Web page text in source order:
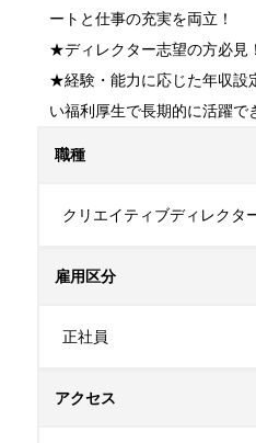
ートと仕事の充実を両立！
★ディレクター志望の方必見！
★経験・能力に応じた年収設
い福利厚生で長期的に活躍で
職種
クリエイティブディレクタ
雇用区分
正社員
アクセス